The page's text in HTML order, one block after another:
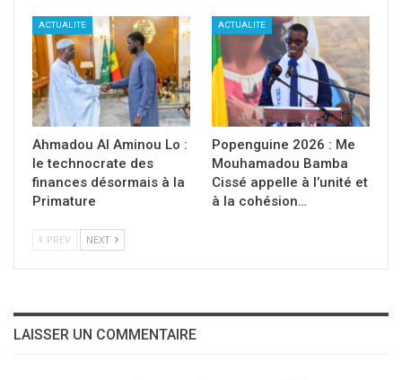
ACTUALITE
Ahmadou Al Aminou Lo :
le technocrate des
finances désormais à la
Primature
ACTUALITE
Popenguine 2026 : Me
Mouhamadou Bamba
Cissé appelle à l’unité et
à la cohésion…
PREV NEXT
LAISSER UN COMMENTAIRE